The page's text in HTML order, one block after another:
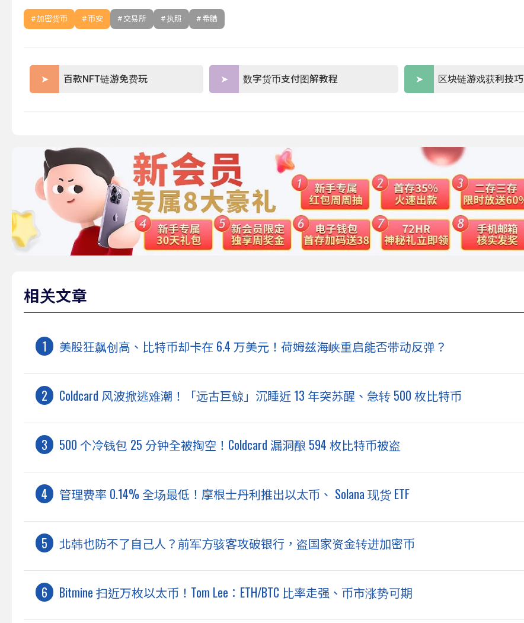
加密货币 币安 交易所 执照 希腊
百款NFT链游免费玩 数字货币支付图解教程 区块链游戏获利技巧
相关文章
美股狂飙创高、比特币却卡在 6.4 万美元！荷姆兹海峡重启能否带动反弹？
Coldcard 风波掀逃难潮！「远古巨鲸」沉睡近 13 年突苏醒、急转 500 枚比特币
500 个冷钱包 25 分钟全被掏空！Coldcard 漏洞酿 594 枚比特币被盗
管理费率 0.14% 全场最低！摩根士丹利推出以太币、 Solana 现货 ETF
北韩也防不了自己人？前军方骇客攻破银行，盗国家资金转进加密币
Bitmine 扫近万枚以太币！Tom Lee：ETH/BTC 比率走强、币市涨势可期